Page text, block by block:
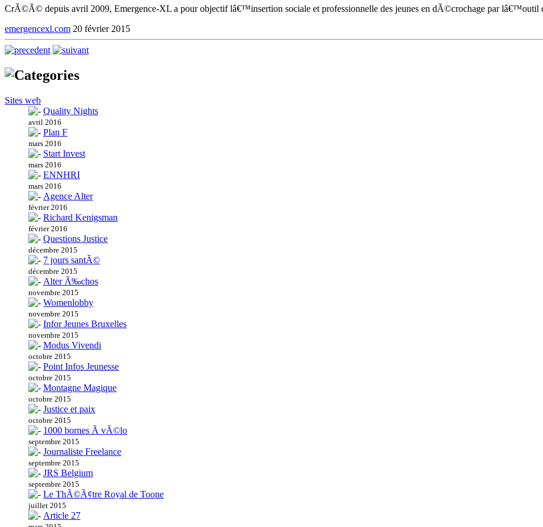
CrÃ©Ã© depuis avril 2009, Emergence-XL a pour objectif lâ€™insertion sociale et professionnelle des jeunes en dÃ©crochage par lâ€™outil
emergencexl.com 20 février 2015
Sites web
Quality Nights
avril 2016
Plan F
mars 2016
Start Invest
mars 2016
ENNHRI
mars 2016
Agence Alter
février 2016
Richard Kenigsman
février 2016
Questions Justice
décembre 2015
7 jours santÃ©
décembre 2015
Alter Ã‰chos
novembre 2015
Womenlobby
novembre 2015
Infor Jeunes Bruxelles
novembre 2015
Modus Vivendi
octobre 2015
Point Infos Jeunesse
octobre 2015
Montagne Magique
octobre 2015
Justice et paix
octobre 2015
1000 bornes Ã vÃ©lo
septembre 2015
Journaliste Freelance
septembre 2015
JRS Belgium
septembre 2015
Le ThÃ©Ã¢tre Royal de Toone
juillet 2015
Article 27